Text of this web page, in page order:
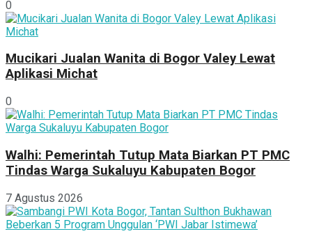
0
Mucikari Jualan Wanita di Bogor Valey Lewat
Aplikasi Michat
0
Walhi: Pemerintah Tutup Mata Biarkan PT PMC
Tindas Warga Sukaluyu Kabupaten Bogor
7 Agustus 2026